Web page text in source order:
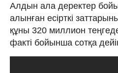
Алдын ала деректер
алынған есірткі
құны 320 миллион
факті бойынша сотқа